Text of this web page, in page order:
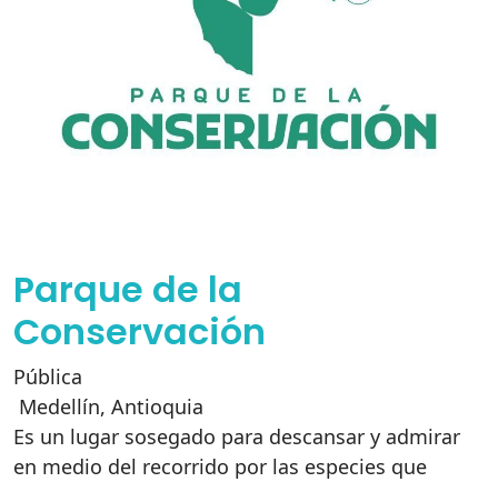
Parque de la
Conservación
Pública
Medellín, Antioquia
Es un lugar sosegado para descansar y admirar
en medio del recorrido por las especies que